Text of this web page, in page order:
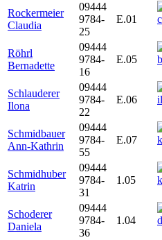
Rockermeier
Claudia
09444
9784-
25
E.01
Röhrl
Bernadette
09444
9784-
16
E.05
Schlauderer
Ilona
09444
9784-
22
E.06
Schmidbauer
Ann-Kathrin
09444
9784-
55
E.07
Schmidhuber
Katrin
09444
9784-
31
1.05
Schoderer
Daniela
09444
9784-
36
1.04